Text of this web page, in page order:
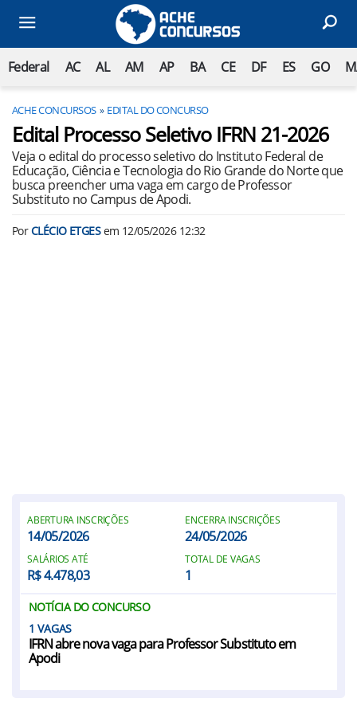
Federal AC AL AM AP BA CE DF ES GO
ACHE CONCURSOS EDITAL DO CONCURSO
Edital Processo Seletivo IFRN 21-2026
Veja o edital do processo seletivo do Instituto Federal de
Educação, Ciência e Tecnologia do Rio Grande do Norte que
busca preencher uma vaga em cargo de Professor
Substituto no Campus de Apodi.
PorCLÉCIO ETGESem 12/05/2026 12:32
ABERTURA INSCRIÇÕES
14/05/2026
ENCERRA INSCRIÇÕES
24/05/2026
SALÁRIOS ATÉ
R$ 4.478,03
TOTAL DE VAGAS
1
NOTÍCIA DO CONCURSO
1
IFRN abre nova vaga para Professor Substituto em
Apodi